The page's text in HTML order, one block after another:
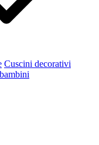
Cuscini decorativi